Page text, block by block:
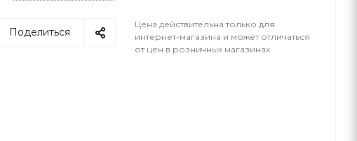
Поделиться
Цена действительна только для
интернет-магазина и может отличаться
от цен в розничных магазинах